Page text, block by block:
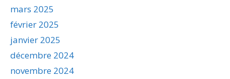
mars 2025
février 2025
janvier 2025
décembre 2024
novembre 2024